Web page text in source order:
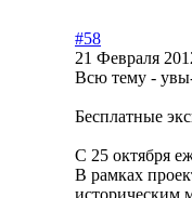
#58
21 Февраля
Всю тему - увы-
Бесплатные
С 25 октября
В рамках